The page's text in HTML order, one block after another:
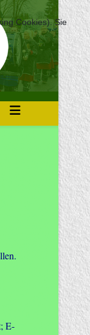
E-
Cookies). Sie